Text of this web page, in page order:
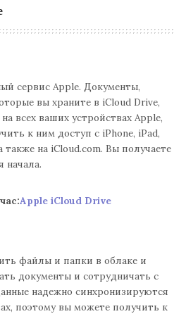
сервис Apple. Документы,
вы храните в iCloud Drive,
всех ваших устройствах Apple,
к ним доступ с iPhone, iPad,
на iCloud.com. Вы получаете
начала.
Apple iCloud Drive
файлы и папки в облаке и
документы и сотрудничать с
надежно синхронизируются
поэтому вы можете получить к